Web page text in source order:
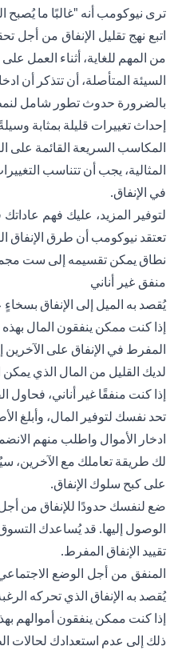
ترى نيوكومب أنه "غالبًا ما
اتبع نهج تقليل الإنفاق من أجل
من المهم للغاية، أثناء العمل
السيئة المتأصلة، أن تتذكر أن
بالضرورة حدوث تطور شامل
إحداث تغييرات قليلة بمثابة
المكاسب السريعة القائمة على
المثالية، يجب أن تتناسب
في الإنفاق.
لتوفير المزيد، عليك فهم عاداتك
تعتقد نيوكومب أن طرق الإنفاق
نطاق يمكن تقسيمه إلى ست
منفق غير أناني
يُقصد به الميل إلى الإنفاق
إذا كنت ممكن ينفقون المال
المفرط في الإنفاق على الآخرين
لديك القليل من المال الذي يمكن
إذا كنت منفقًا غير أناني، فحاول
تحد نفسك لتوفير المال، وأبلغ
ادخار الأموال واطلب منهم
لك طريقة تعاملك مع الآخرين،
على كبح سلوك الإنفاق.
ضع لنفسك حدودًا للإنفاق من
الوصول إليها. قد يُساعدك
تقييد الإنفاق المفرط.
المنفق من أجل الوضع
يُقصد به الإنفاق الذي تحركه
إذا كنت ممكن ينفقون أموالهم
ذلك إلى عدم استعدادك لحالات